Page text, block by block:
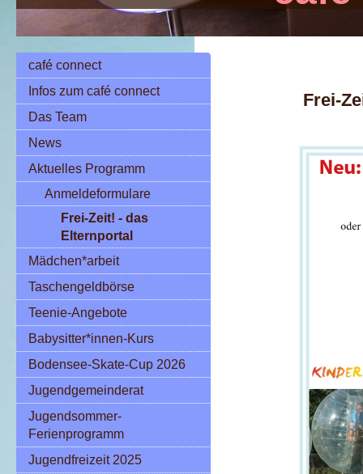
Frei-
café connect
Infos zum café connect
Das Team
News
Aktuelles Programm
Anmeldeformulare
Frei-Zeit! - das
Elternportal
Mädchen*arbeit
Taschengeldbörse
Teenie-Angebote
Babysitter*innen-Kurs
Bodensee-Skate-Cup 2026
Jugendgemeinderat
Jugendsommer-
Ferienprogramm
Jugendfreizeit 2025